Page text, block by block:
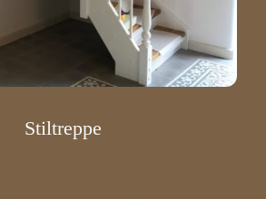
Stiltreppe